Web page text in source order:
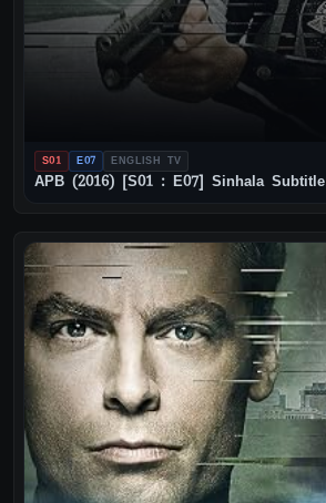
S01 E07 ENGLISH TV
APB (2016) [S01 : E07] Sinhala Subtitle